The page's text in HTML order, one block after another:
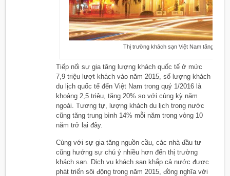
Thị trường khách sạn Việt Nam tăng
Tiếp nối sự gia tăng lượng khách quốc tế ở mức
7,9 triệu lượt khách vào năm 2015, số lượng khách
du lịch quốc tế đến Việt Nam trong quý 1/2016 là
khoảng 2,5 triệu, tăng 20% so với cùng kỳ năm
ngoái. Tương tự, lượng khách du lịch trong nước
cũng tăng trung bình 14% mỗi năm trong vòng 10
năm trở lại đây.
Cùng với sự gia tăng nguồn cầu, các nhà đầu tư
cũng hướng sự chú ý nhiều hơn đến thị trường
khách sạn. Dịch vụ khách sạn khắp cả nước được
phát triển sôi động trong năm 2015, đồng nghĩa với